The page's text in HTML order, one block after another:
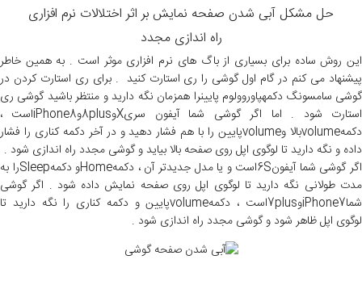
حل مشکل آبی شدن صفحه نمایش بر اثر اختلالات نرم افزاری
راه اندازی مجدد
این روش ساده برای بسیاری از باگ های نرم افزاری موثر است . به همین خاطر
پیشنهاد می کنم در گام اول گوشی را ری استارت کنید . برای ری استارت کردن در
گوشی سامسونگ دکمهپاوروولوم پایینرا همزمان نگه دارید و منتظر باشید گوشی ری
استارت شود . اما اگر گوشی شما آیفون سریXو8plusوiPhone8است ،
دکمهvolumeبالا وvolumeپایین را با هم فشار دهید و در آخر دکمه کناری را فشار
داده و نگه دارید تا لوگوی اپل روی صفحه بالا بیاید و گوشی مجدد راه اندازی شود .
اگر گوشی شما آیفون6Sاست و یا مدل جدیدتر آن ، دکمهHomeو دکمهSleepرا به
مدت طولانی نگه دارید تا لوگوی اپل روی صفحه نمایش داده شود . اگر گوشی
شماiPhone7و7plusاست ، دکمهvolumeپایین و دکمه کناری را نگه دارید تا
لوگوی اپل ظاهر شود و گوشی مجدد راه اندازی شود .